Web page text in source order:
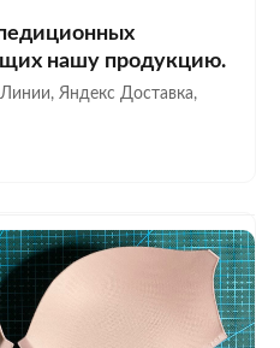
нашу продукцию.
Яндекс Доставка,